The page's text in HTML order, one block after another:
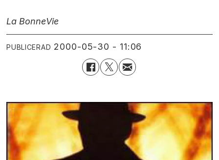
La BonneVie
PUBLICERAD 2000-05-30 - 11:06